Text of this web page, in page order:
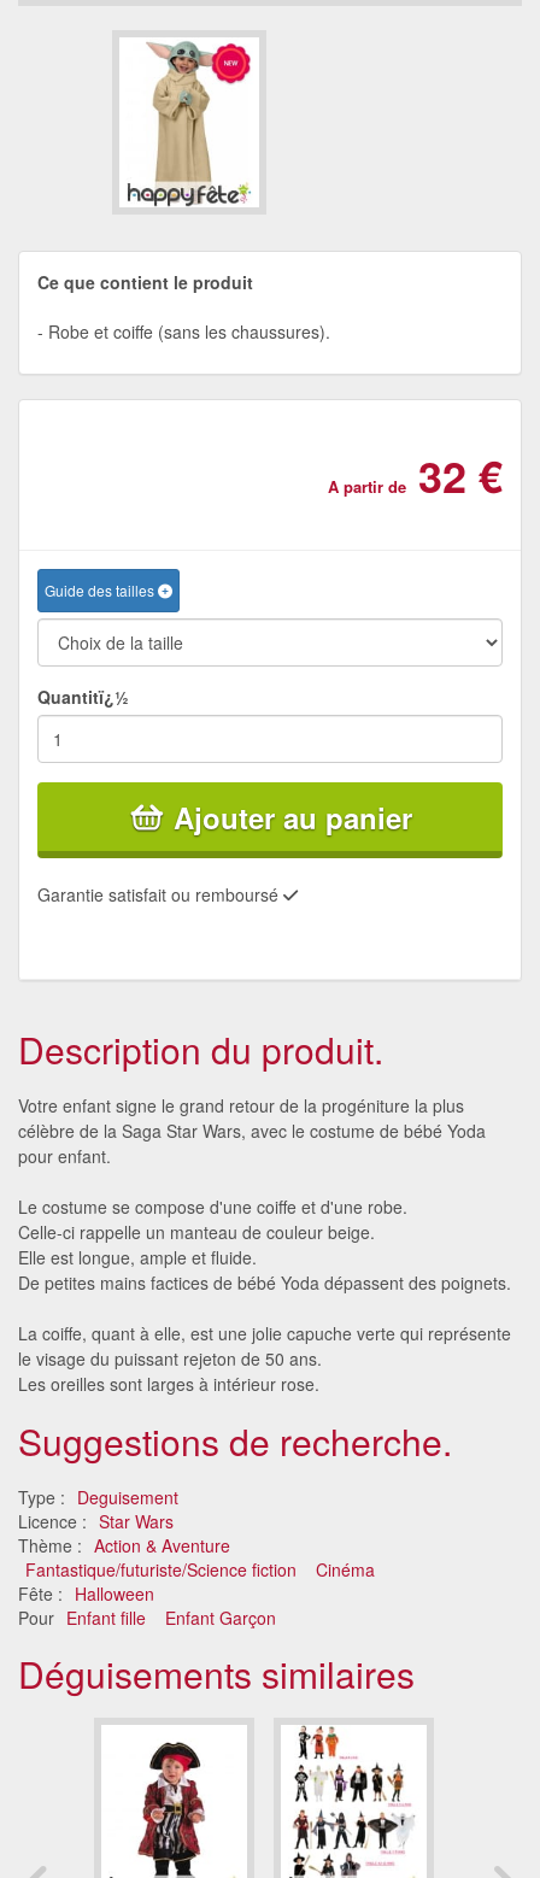
Ce que contient le produit
Robe et coiffe (sans les chaussures).
A partir de 32 €
Guide des tailles
Quantitï¿½
Ajouter au panier
Garantie satisfait ou remboursé
Description du produit.
Votre enfant signe le grand retour de la progéniture la plus
célèbre de la Saga Star Wars, avec le costume de bébé Yoda
pour enfant.
Le costume se compose d'une coiffe et d'une robe.
Celle-ci rappelle un manteau de couleur beige.
Elle est longue, ample et fluide.
De petites mains factices de bébé Yoda dépassent des poignets.
La coiffe, quant à elle, est une jolie capuche verte qui représente
le visage du puissant rejeton de 50 ans.
Les oreilles sont larges à intérieur rose.
Suggestions de recherche.
Type : Deguisement
Licence : Star Wars
Thème : Action & Aventure
Fantastique/futuriste/Science fiction
Cinéma
Fête : Halloween
Pour Enfant fille Enfant Garçon
Déguisements similaires